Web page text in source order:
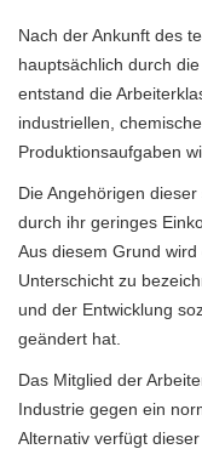
Nach der Ankunft des
hauptsächlich durch
entstand die
industriellen,
Produktionsaufgaben
Die Angehörigen
durch ihr geringes
Aus diesem Grund
Unterschicht zu
und der Entwicklung
geändert hat.
Das Mitglied der
Industrie gegen ein
Alternativ verfügt